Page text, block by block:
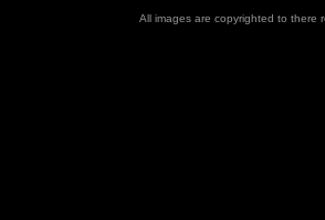
All images are copyrighted to there